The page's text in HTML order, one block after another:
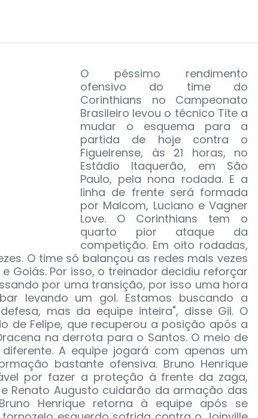
O péssimo rendimento
ofensivo do time do
Corinthians no Campeonato
Brasileiro levou o técnico Tite a
mudar o esquema para a
partida de hoje contra o
Figueirense, às 21 horas, no
Estádio Itaquerão, em São
Paulo, pela nona rodada. E a
linha de frente será formada
por Malcom, Luciano e Vagner
Love. O Corinthians tem o
quarto pior ataque da
competição. Em oito rodadas,
O time só balançou as redes mais vezes
Goiás. Por isso, o treinador decidiu reforçar
por uma transição, por isso uma hora
levando um gol. Estamos buscando a
mas da equipe inteira", disse Gil. O
de Felipe, que recuperou a posição após a
na derrota para o Santos. O meio de
A equipe jogará com apenas um
bastante ofensiva. Bruno Henrique
por fazer a proteção à frente da zaga,
Renato Augusto cuidarão da armação das
Henrique retorna à equipe após se